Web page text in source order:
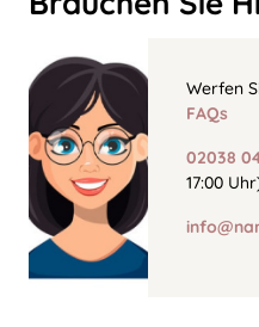
Werfen
FAQs
02038
17:00